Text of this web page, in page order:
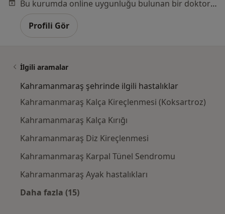
Bu kurumda online uygunluğu bulunan bir doktor veya uzman bulunamadı
Profili Gör
İlgili aramalar
Kahramanmaraş şehrinde ilgili hastalıklar
Kahramanmaraş Kalça Kireçlenmesi (Koksartroz)
Kahramanmaraş Kalça Kırığı
Kahramanmaraş Diz Kireçlenmesi
Kahramanmaraş Karpal Tünel Sendromu
Kahramanmaraş Ayak hastalıkları
Daha fazla (15)